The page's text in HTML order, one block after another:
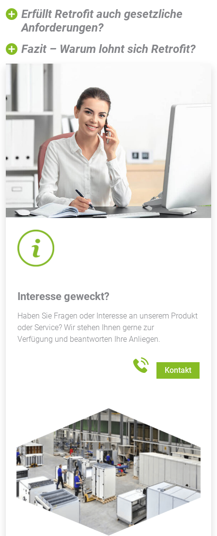
Erfüllt Retrofit auch gesetzliche
Anforderungen?
Fazit – Warum lohnt sich Retrofit?
Interesse geweckt?
Haben Sie Fragen oder Interesse an unserem Produkt
oder Service? Wir stehen Ihnen gerne zur
Verfügung und beantworten Ihre Anliegen.
Kontakt